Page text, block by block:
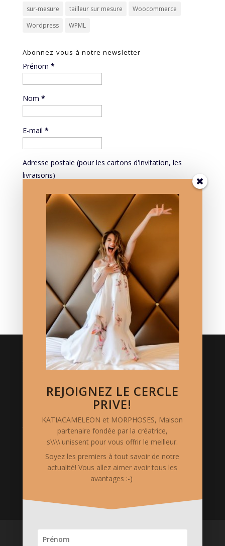
sur-mesure
tailleur sur mesure
Woocommerce
Wordpress
WPML
Abonnez-vous à notre newsletter
Prénom *
Nom *
E-mail *
Adresse postale (pour les cartons d'invitation, les
livraisons)
Mieux vous connaître pour mieux vous servir:
Mieux vous connaître pour mieux vous servir: DATE DE
Crédits
Logo réalisé par Thierry Mercier/ TMCC.
Stylisme: Katia Cameleon
Mentions Légales
le site www.katia-cameleon.com est hébergé chez
OVH. Il est édité et possédé par "S.A.S. CREAKAT",
siégeant au 5 Rue Auguste Chabrières - 75015 PARIS.
Code APE 1413Z. Siret 75375311000018
REJOIGNEZ LE CERCLE
PRIVE!
KATIACAMELEON et MORPHOSES, Maison
partenaire fondée par la créatrice,
s\\\\'unissent pour vous offrir le meilleur.
Soyez les premiers à tout savoir de notre
actualité! Vous allez aimer avoir tous les
avantages :-)